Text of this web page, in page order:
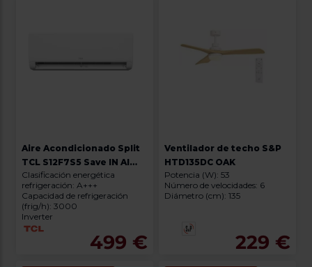
Aire Acondicionado Split
TCL S12F7S5 Save IN AI
WiFi A+++/A+
Clasificación energética
refrigeración: A+++
Capacidad de refrigeración
(frig/h): 3000
Inverter
499 €
Ventilador de techo S&P
HTD135DC OAK
Potencia (W): 53
Número de velocidades: 6
Diámetro (cm): 135
229 €